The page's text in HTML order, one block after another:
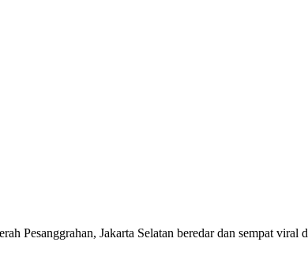
Pesanggrahan, Jakarta Selatan beredar dan sempat viral